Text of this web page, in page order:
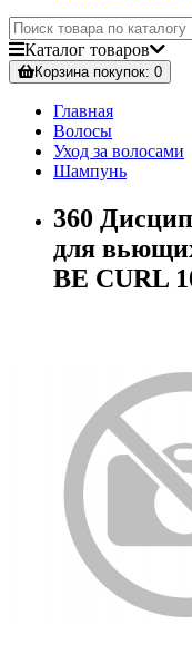
Каталог товаров
Корзинапокупок: 0
Главная
Волосы
Уход за волосами
Шампунь
360
для
BE CURL